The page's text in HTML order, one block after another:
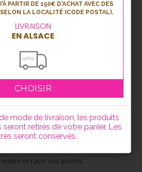
pâte à moricette® 40 toasts
en pâte à moricette®
et ravir vos invités.
PARTIR DE 150€ D'ACHAT AVEC DES
SELON LA LOCALITÉ (CODE POSTAL).
LIVRAISON
EN ALSACE
CHOISIR
mode de livraison, les produits
retirés de votre panier. Les
seront conservés.